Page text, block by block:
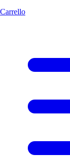
Carrello